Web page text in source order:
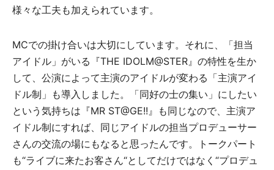
様々な工夫も加えられています。
MCでの掛け合いは大切にしています。それに、「担当
アイドル」がいる『THE IDOLM@STER』の特性を生か
して、公演によって主演のアイドルが変わる「主演アイ
ドル制」も導入しました。「同好の士の集い」にしたい
という気持ちは『MR ST@GE!!』も同じなので、主演ア
イドル制にすれば、同じアイドルの担当プロデューサー
さんの交流の場にもなると思ったんです。トークパート
も“ライブに来たお客さん“としてだけではなく“プロデュ